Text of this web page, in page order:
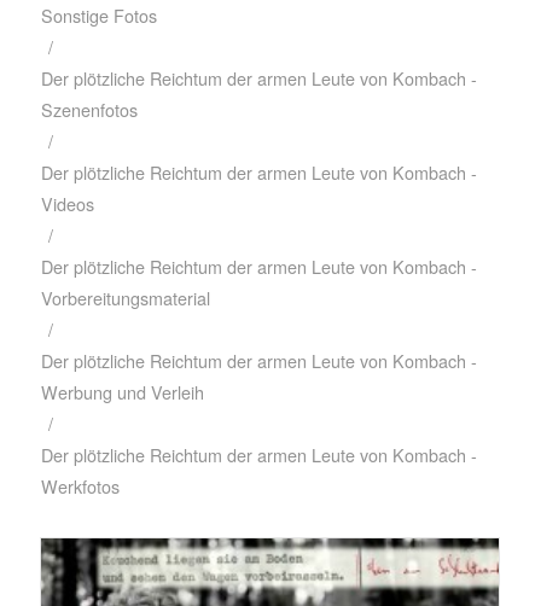
Sonstige Fotos
/
Der plötzliche Reichtum der armen Leute von Kombach -
Szenenfotos
/
Der plötzliche Reichtum der armen Leute von Kombach -
Videos
/
Der plötzliche Reichtum der armen Leute von Kombach -
Vorbereitungsmaterial
/
Der plötzliche Reichtum der armen Leute von Kombach -
Werbung und Verleih
/
Der plötzliche Reichtum der armen Leute von Kombach -
Werkfotos